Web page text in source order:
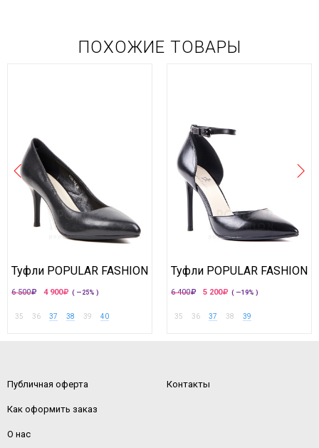
ПОХОЖИЕ ТОВАРЫ
Туфли POPULAR FASHION
6 500 4 900 ( —25% )
35 36 37 38 39 40
Туфли POPULAR FASHION
6 400 5 200 ( —19% )
35 36 37 38 39
Публичная оферта
Как оформить заказ
О нас
Контакты